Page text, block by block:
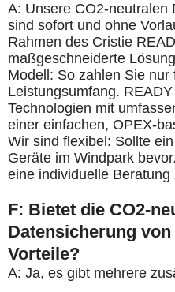
A: Unsere CO2-neutralen
sind sofort und ohne
Rahmen des Cristie
maßgeschneiderte
Modell: So zahlen Sie
Leistungsumfang.
Technologien mit
einer einfachen, OPEX-
Wir sind flexibel: Sollte
Geräte im Windpark
eine individuelle Beratung
F: Bietet die CO2-
Datensicherung
Vorteile?
A: Ja, es gibt mehrere